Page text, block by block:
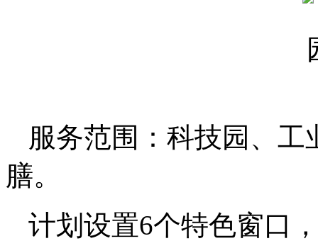
服务范围：科技园、
膳。
计划设置6个特色窗口